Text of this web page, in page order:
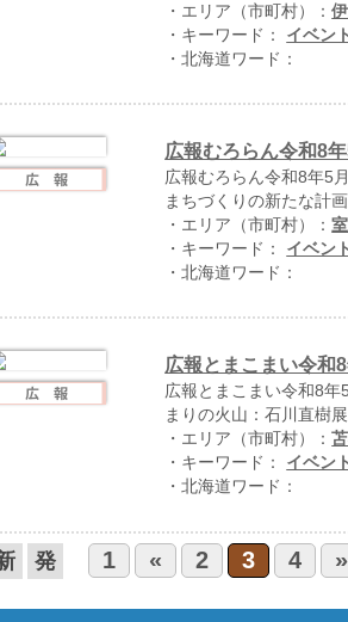
・エリア（市町村）：
・キーワード： イベント
・北海道ワード：
広報むろらん令和8
広報むろらん令和8年5
まちづくりの新たな計
・エリア（市町村）：
・キーワード： イベント
・北海道ワード：
広報とまこまい令和
広報とまこまい令和8年
まりの火山：石川直樹
・エリア（市町村）：
・キーワード： イベント
・北海道ワード：
1 « 2 3 4 »